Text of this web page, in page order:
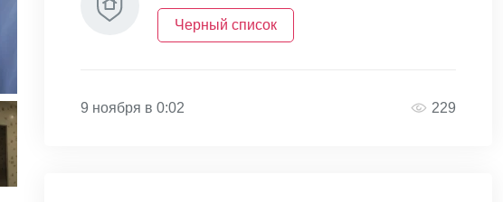
Черный список
9 ноября в 0:02 229